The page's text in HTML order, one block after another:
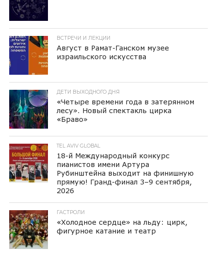
ВСТРЕЧИ И ЛЕКЦИИ
Август в Рамат-Ганском музее
израильского искусства
ДЕТИ ВЫХОДНОГО ДНЯ
«Четыре времени года в затерянном
лесу». Новый спектакль цирка
«Браво»
TEL AVIV GLOBAL
18-й Международный конкурс
пианистов имени Артура
Рубинштейна выходит на финишную
прямую! Гранд-финал 3–9 сентября,
2026
ГАСТРОЛИ
«Холодное сердце» на льду: цирк,
фигурное катание и театр